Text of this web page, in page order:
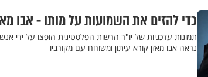
כדי להזים את השמועות על מותו - אבו
תמונות עדכניות של יו"ר הרשות הפלסטינית הופצו על ידי
נראה אבו מאזן קורא עיתון ומשוחח עם מקורביו